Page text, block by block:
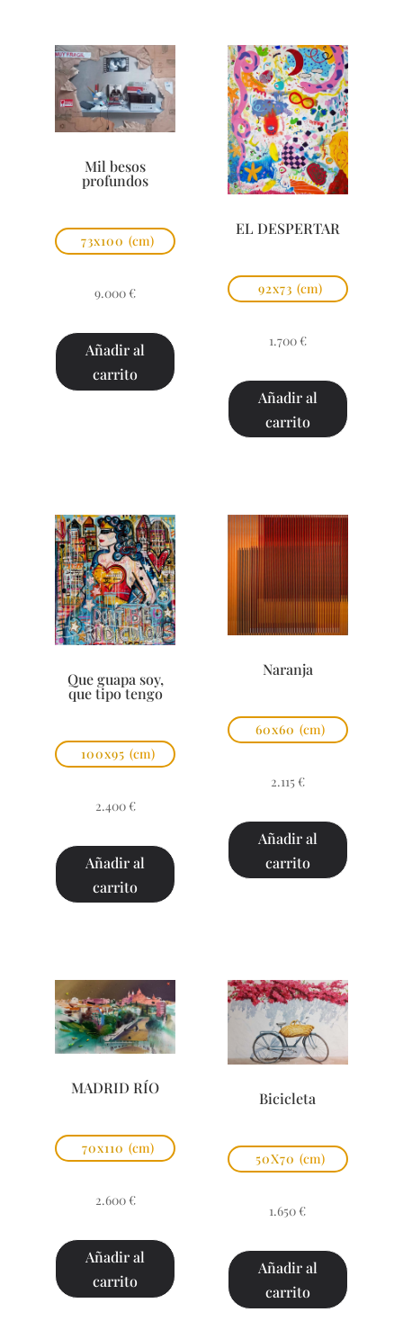
Mil besos
profundos
73x100 (cm)
9.000 €
Añadir al
carrito
EL DESPERTAR
92x73 (cm)
1.700 €
Añadir al
carrito
Que guapa soy,
que tipo tengo
100x95 (cm)
2.400 €
Añadir al
carrito
Naranja
60x60 (cm)
2.115 €
Añadir al
carrito
MADRID RÍO
70x110 (cm)
2.600 €
Añadir al
carrito
Bicicleta
50X70 (cm)
1.650 €
Añadir al
carrito